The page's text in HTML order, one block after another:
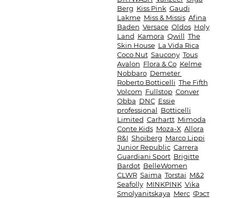
Berg Kiss Pink Gaudi
Lakme Miss & Missis Afina
Baden Versace Oldos Holy
Land Kamora Qwill The
Skin House La Vida Rica
Coco Nut Saucony Tous
Avalon Flora & Co Kelme
Nobbaro Demeter
Roberto Botticelli The Fifth
Volcom Fullstop Conver
Obba DNC Essie
professional Botticelli
Limited Carhartt Mimoda
Conte Kids Moza-X Allora
R&I Shoiberg Marco Lippi
Junior Republic Carrera
Guardiani Sport Brigitte
Bardot BelleWomen
CLWR Saima Torstai M&2
Seafolly MINKPINK Vika
Smolyanitskaya Merc Фэст